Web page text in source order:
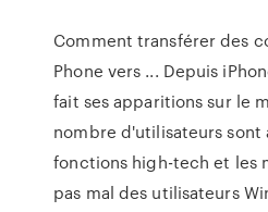
Comment transférer des
Phone vers ... Depuis
fait ses apparitions sur le
nombre d'utilisateurs sont
fonctions high-tech et les
pas mal des utilisateurs